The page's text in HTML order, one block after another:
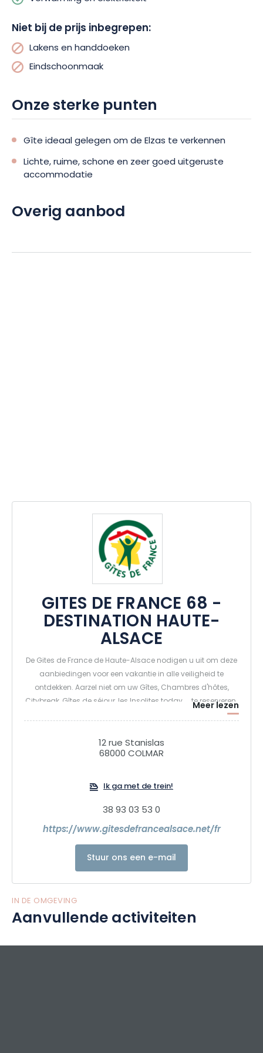
2 matrassen van 90×200 elk); 1 slaapkamer voor 2
personen (bed 1x140x200) (1 matras); 1 badkamer
met 1 WC, 1 douchecabine en 1 badmeubel met
wastafel evenals een haardroger. (Handdoeken:
niet aanwezig).
In de gang: 1 kantoorruimte met internettoegang
(glasvezel + WIFI).
op het terras).
Niet bij de prijs inbegrepen:
Lakens en handdoeken
Eindschoonmaak
Onze sterke punten
Gîte ideaal gelegen om de Elzas te verkennen
Lichte, ruime, schone en zeer goed uitgeruste
accommodatie
Overig aanbod
GITES DE FRANCE 68 -
DESTINATION HAUTE-
ALSACE
De Gites de France de Haute-Alsace nodigen u uit om deze
aanbiedingen voor een vakantie in alle veiligheid te
ontdekken. Aarzel niet om uw Gîtes, Chambres d'hôtes,
Citybreak, Gîtes de séjour, les Insolites today.... te reserveren.
Meer lezen
12 rue Stanislas
68000 COLMAR
Ik ga met de trein!
38 93 03 53 0
https://www.gitesdefrancealsace.net/fr
Stuur ons een e-mail
IN DE OMGEVING
Aanvullende activiteiten